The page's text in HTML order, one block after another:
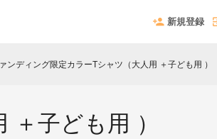
新規登録
ンディング限定カラーTシャツ（大人用 ＋子ども用 ）
子ども用 ）